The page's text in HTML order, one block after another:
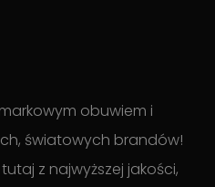
obuwiem i
światowych brandów!
z najwyższej jakości,